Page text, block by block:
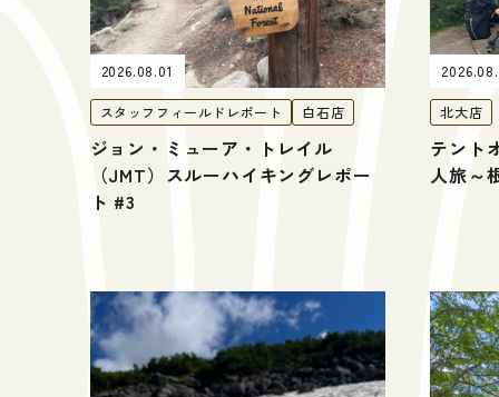
2026.08.01
スタッフフィールドレポート 白石店
ジョン・ミューア・トレイル
（JMT）スルーハイキングレポー
ト #3
北大店
テント
人旅～